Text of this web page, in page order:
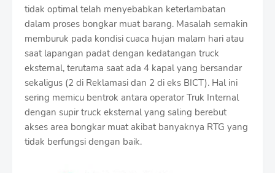
tidak optimal telah menyebabkan keterlambatan
dalam proses bongkar muat barang. Masalah semakin
memburuk pada kondisi cuaca hujan malam hari atau
saat lapangan padat dengan kedatangan truck
eksternal, terutama saat ada 4 kapal yang bersandar
sekaligus (2 di Reklamasi dan 2 di eks BICT). Hal ini
sering memicu bentrok antara operator Truk Internal
dengan supir truck eksternal yang saling berebut
akses area bongkar muat akibat banyaknya RTG yang
tidak berfungsi dengan baik.